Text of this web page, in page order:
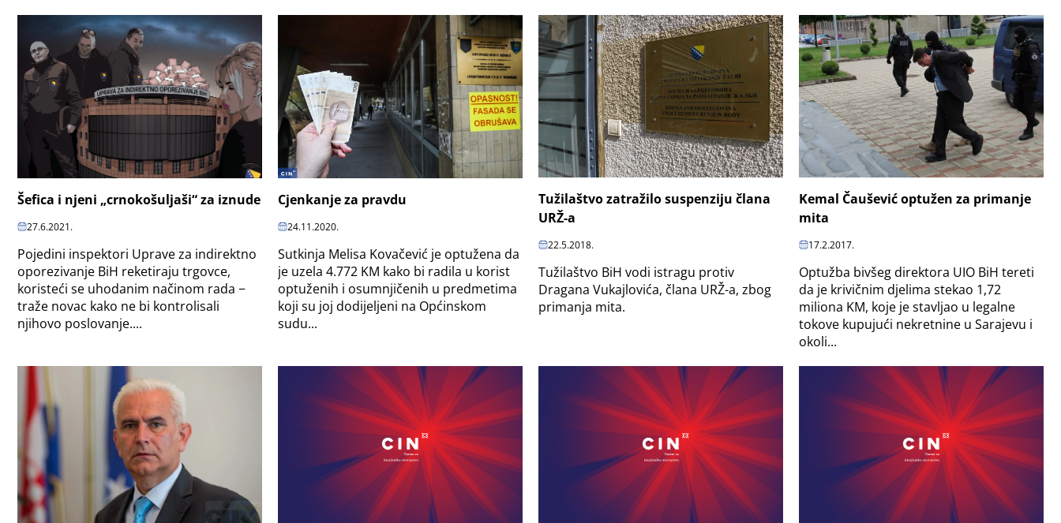
Šefica i njeni „crnokošuljaši“ za iznude
27.6.2021.
Pojedini inspektori Uprave za indirektno
oporezivanje BiH reketiraju trgovce,
koristeći se uhodanim načinom rada −
traže novac kako ne bi kontrolisali
njihovo poslovanje....
Cjenkanje za pravdu
24.11.2020.
Sutkinja Melisa Kovačević je optužena da
je uzela 4.772 KM kako bi radila u korist
optuženih i osumnjičenih u predmetima
koji su joj dodijeljeni na Općinskom
sudu...
Tužilaštvo zatražilo suspenziju člana
URŽ-a
22.5.2018.
Tužilaštvo BiH vodi istragu protiv
Dragana Vukajlovića, člana URŽ-a, zbog
primanja mita.
Kemal Čaušević optužen za primanje
mita
17.2.2017.
Optužba bivšeg direktora UIO BiH tereti
da je krivičnim djelima stekao 1,72
miliona KM, koje je stavljao u legalne
tokove kupujući nekretnine u Sarajevu i
okoli...